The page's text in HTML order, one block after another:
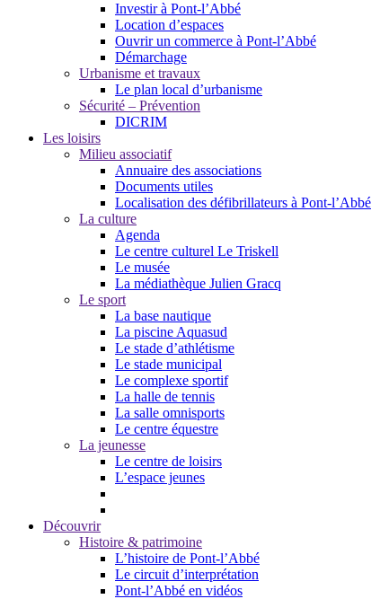
Investir à Pont-l’Abbé
Location d’espaces
Ouvrir un commerce à Pont-l’Abbé
Démarchage
Urbanisme et travaux
Le plan local d’urbanisme
Sécurité – Prévention
DICRIM
Les loisirs
Milieu associatif
Annuaire des associations
Documents utiles
Localisation des défibrillateurs à Pont-l’Abbé
La culture
Agenda
Le centre culturel Le Triskell
Le musée
La médiathèque Julien Gracq
Le sport
La base nautique
La piscine Aquasud
Le stade d’athlétisme
Le stade municipal
Le complexe sportif
La halle de tennis
La salle omnisports
Le centre équestre
La jeunesse
Le centre de loisirs
L’espace jeunes
Découvrir
Histoire & patrimoine
L’histoire de Pont-l’Abbé
Le circuit d’interprétation
Pont-l’Abbé en vidéos